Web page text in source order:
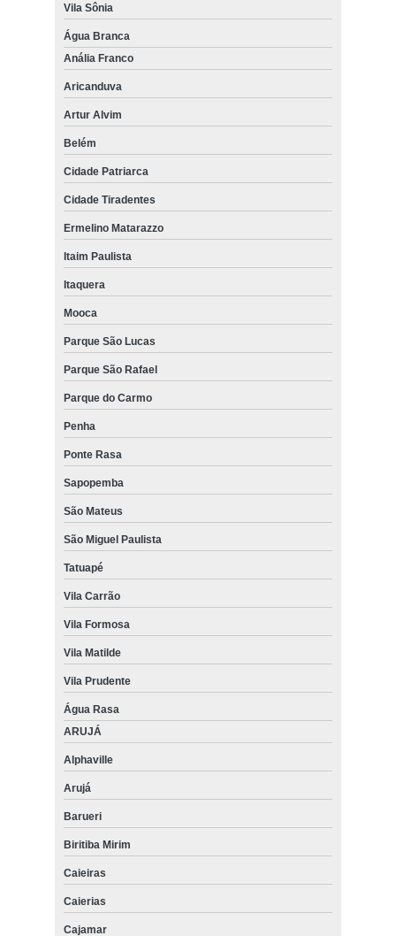
Vila Sônia
Água Branca
Anália Franco
Aricanduva
Artur Alvim
Belém
Cidade Patriarca
Cidade Tiradentes
Ermelino Matarazzo
Itaim Paulista
Itaquera
Mooca
Parque São Lucas
Parque São Rafael
Parque do Carmo
Penha
Ponte Rasa
Sapopemba
São Mateus
São Miguel Paulista
Tatuapé
Vila Carrão
Vila Formosa
Vila Matilde
Vila Prudente
Água Rasa
ARUJÁ
Alphaville
Arujá
Barueri
Biritiba Mirim
Caieiras
Caierias
Cajamar